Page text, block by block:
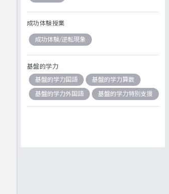
成功体験授業
成功体験/逆転現象
基盤的学力
基盤的学力国語
基盤的学力算数
基盤的学力外国語
基盤的学力特別支援